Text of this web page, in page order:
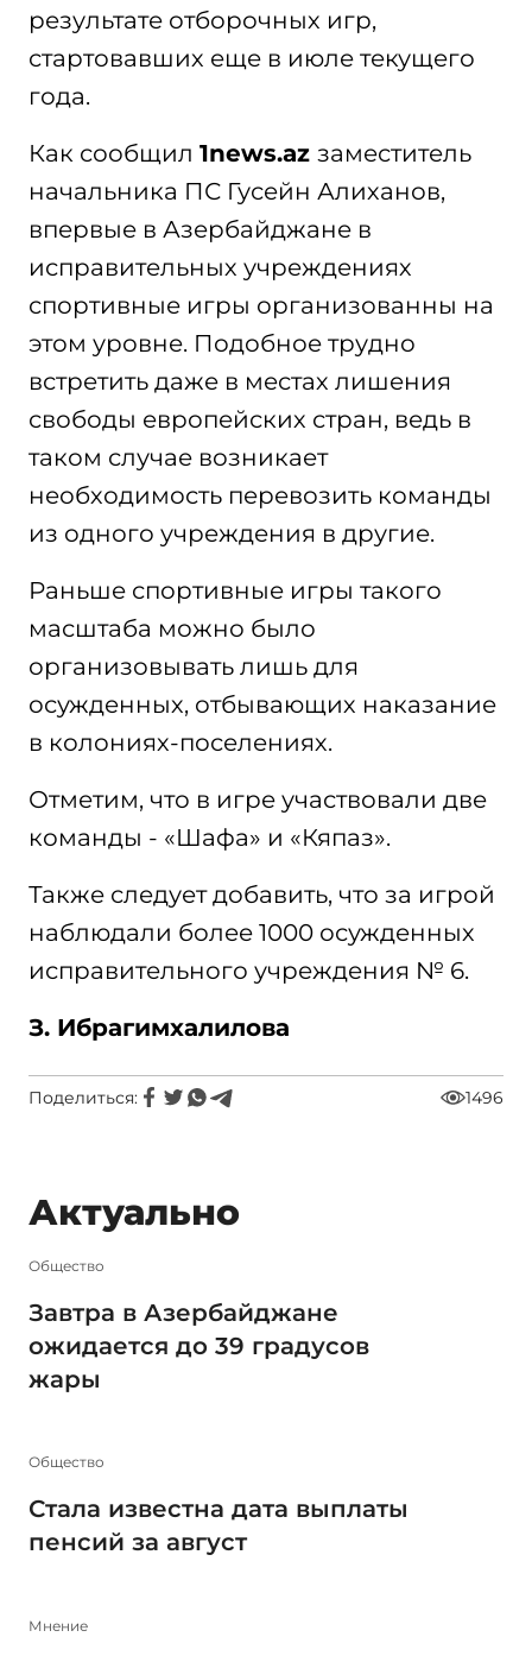
результате отборочных игр,
стартовавших еще в июле текущего
года.
Как сообщил 1news.az заместитель
начальника ПС Гусейн Алиханов,
впервые в Азербайджане в
исправительных учреждениях
спортивные игры организованны на
этом уровне. Подобное трудно
встретить даже в местах лишения
свободы европейских стран, ведь в
таком случае возникает
необходимость перевозить команды
из одного учреждения в другие.
Раньше спортивные игры такого
масштаба можно было
организовывать лишь для
осужденных, отбывающих наказание
в колониях-поселениях.
Отметим, что в игре участвовали две
команды - «Шафа» и «Кяпаз».
Также следует добавить, что за игрой
наблюдали более 1000 осужденных
исправительного учреждения № 6.
З. Ибрагимхалилова
Поделиться: 1496
Актуально
Общество
Завтра в Азербайджане
ожидается до 39 градусов
жары
Общество
Стала известна дата выплаты
пенсий за август
Мнение